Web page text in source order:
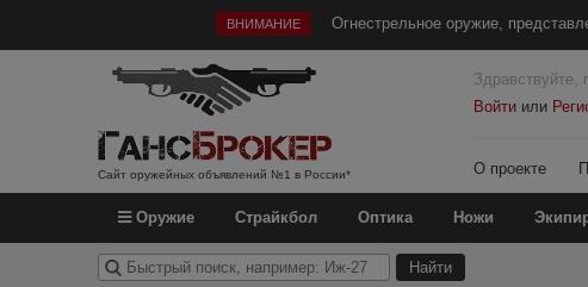
ВНИМАНИЕ Огнестрельное оружие,
Сайт оружейных объявлений №1 в России*
Здравствуйте,
Войтиили
О проекте
Оружие Страйкбол Оптика Ножи